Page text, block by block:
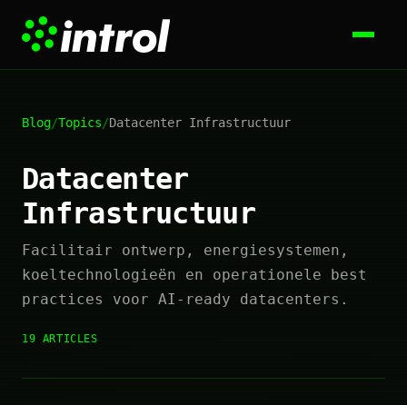
Blog/Topics/Datacenter Infrastructuur
Datacenter
Infrastructuur
Facilitair ontwerp, energiesystemen,
koeltechnologieën en operationele best
practices voor AI-ready datacenters.
19 ARTICLES